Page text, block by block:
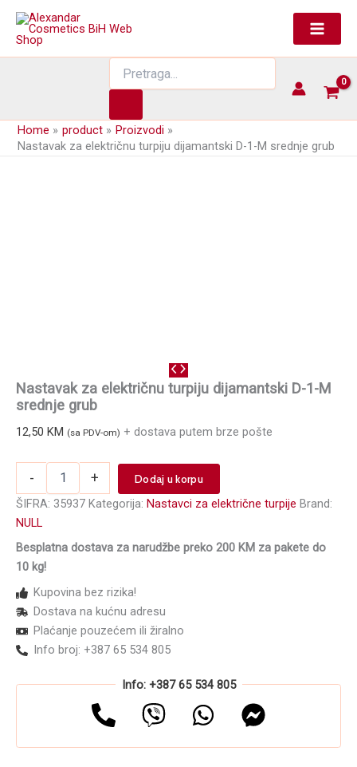
Skip
content
search
Home product
Proizvodi
Nastavak za električnu turpiju dijamantski D-1-M srednje grub
Nastavak za električnu turpiju dijamantski D-1-M
srednje grub
12,50 KM (sa PDV-om) + dostava putem brze pošte
-
električnu
turpiju
D-
1-
srednje
grub
količina
+
Dodaj u korpu
ŠIFRA: 35937 Kategorija: Nastavci za električne turpije Brand:
NULL
Besplatna dostava za narudžbe preko 200 KM za pakete do
10 kg!
Kupovina bez rizika!
Dostava na kućnu adresu
Plaćanje pouzećem ili žiralno
Info broj: +387 65 534 805
Info: +387 65 534 805